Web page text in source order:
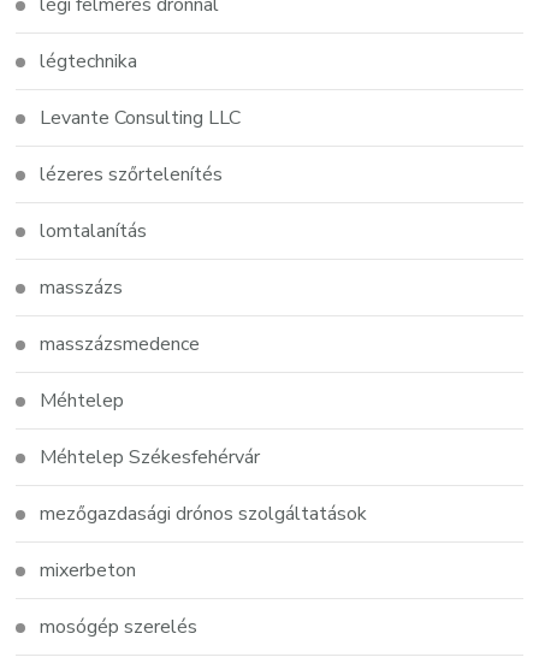
légi felmérés drónnal
légtechnika
Levante Consulting LLC
lézeres szőrtelenítés
lomtalanítás
masszázs
masszázsmedence
Méhtelep
Méhtelep Székesfehérvár
mezőgazdasági drónos szolgáltatások
mixerbeton
mosógép szerelés